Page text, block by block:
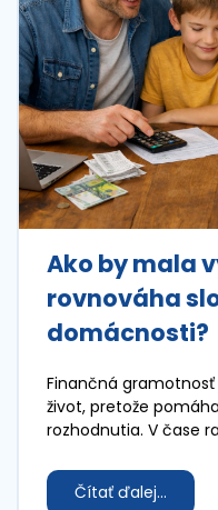
Ako by mala
rovnováha
domácnosti?
Finančná
život, pretože
rozhodnutia. V čase
možnostiam tvorby
Čítať ďalej...